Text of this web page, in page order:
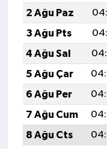
2 Ağu Paz
3 Ağu Pts
4 Ağu Sal
5 Ağu Çar
6 Ağu Per
7 Ağu Cum
8 Ağu Cts